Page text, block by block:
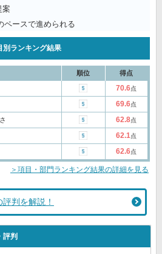
案
ペースで進められる
別ランキング結果
順位 得点
70.6点
69.6点
62.8点
62.1点
62.6点
＞項目・部門ランキング結果の詳細を見る
判を解説！
評判